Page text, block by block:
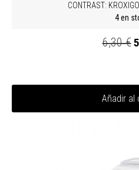
CONTRAST:
4 en
6,30 €
Añadir al